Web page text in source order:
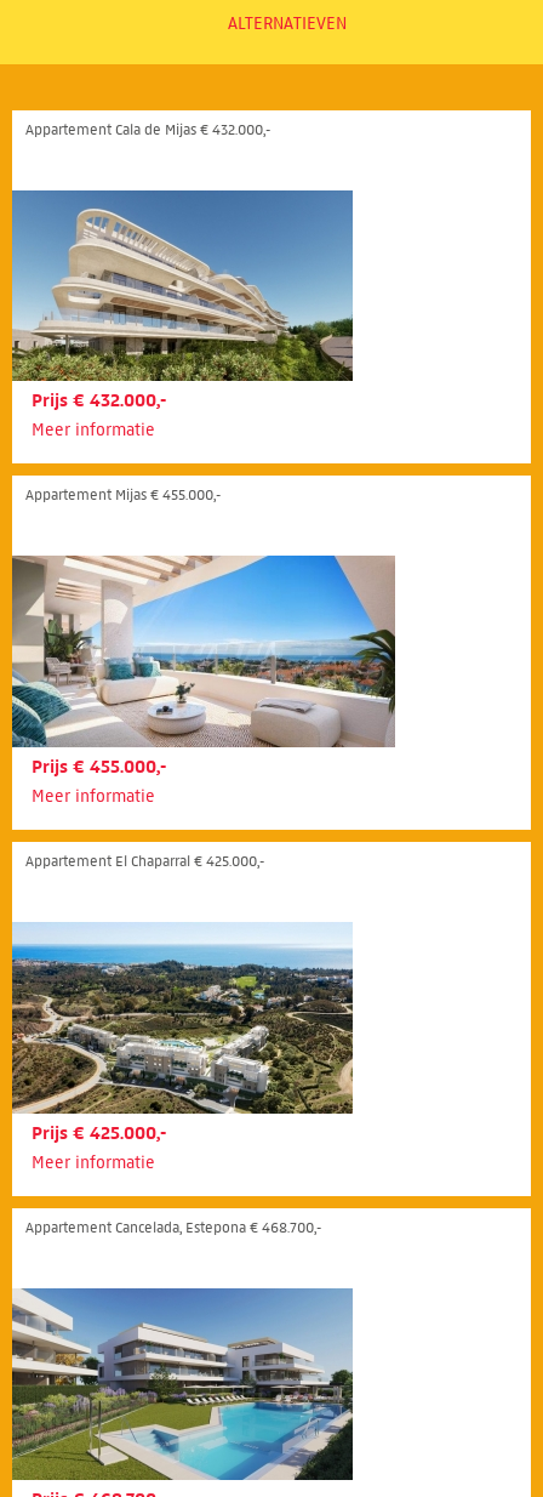
ALTERNATIEVEN
Appartement Cala de Mijas € 432.000,-
Prijs € 432.000,-
Meer informatie
Appartement Mijas € 455.000,-
Prijs € 455.000,-
Meer informatie
Appartement El Chaparral € 425.000,-
Prijs € 425.000,-
Meer informatie
Appartement Cancelada, Estepona € 468.700,-